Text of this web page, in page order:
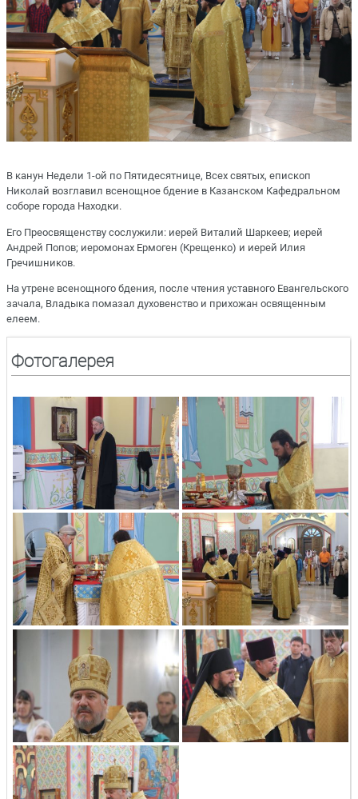
В канун Недели 1-ой по Пятидесятнице, Всех святых, епископ
Николай возглавил всенощное бдение в Казанском Кафедральном
соборе города Находки.
Его Преосвященству сослужили: иерей Виталий Шаркеев; иерей
Андрей Попов; иеромонах Ермоген (Крещенко) и иерей Илия
Гречишников.
На утрене всенощного бдения, после чтения уставного Евангельского
зачала, Владыка помазал духовенство и прихожан освященным
елеем.
Фотогалерея